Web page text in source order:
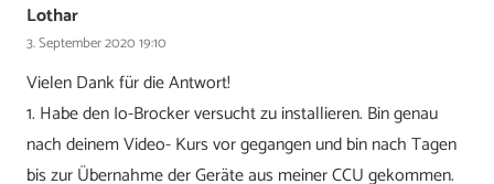
Lothar
3. September 2020 19:10
Vielen Dank für die Antwort!
1. Habe den Io-Brocker versucht zu installieren. Bin genau
nach deinem Video- Kurs vor gegangen und bin nach Tagen
bis zur Übernahme der Geräte aus meiner CCU gekommen.